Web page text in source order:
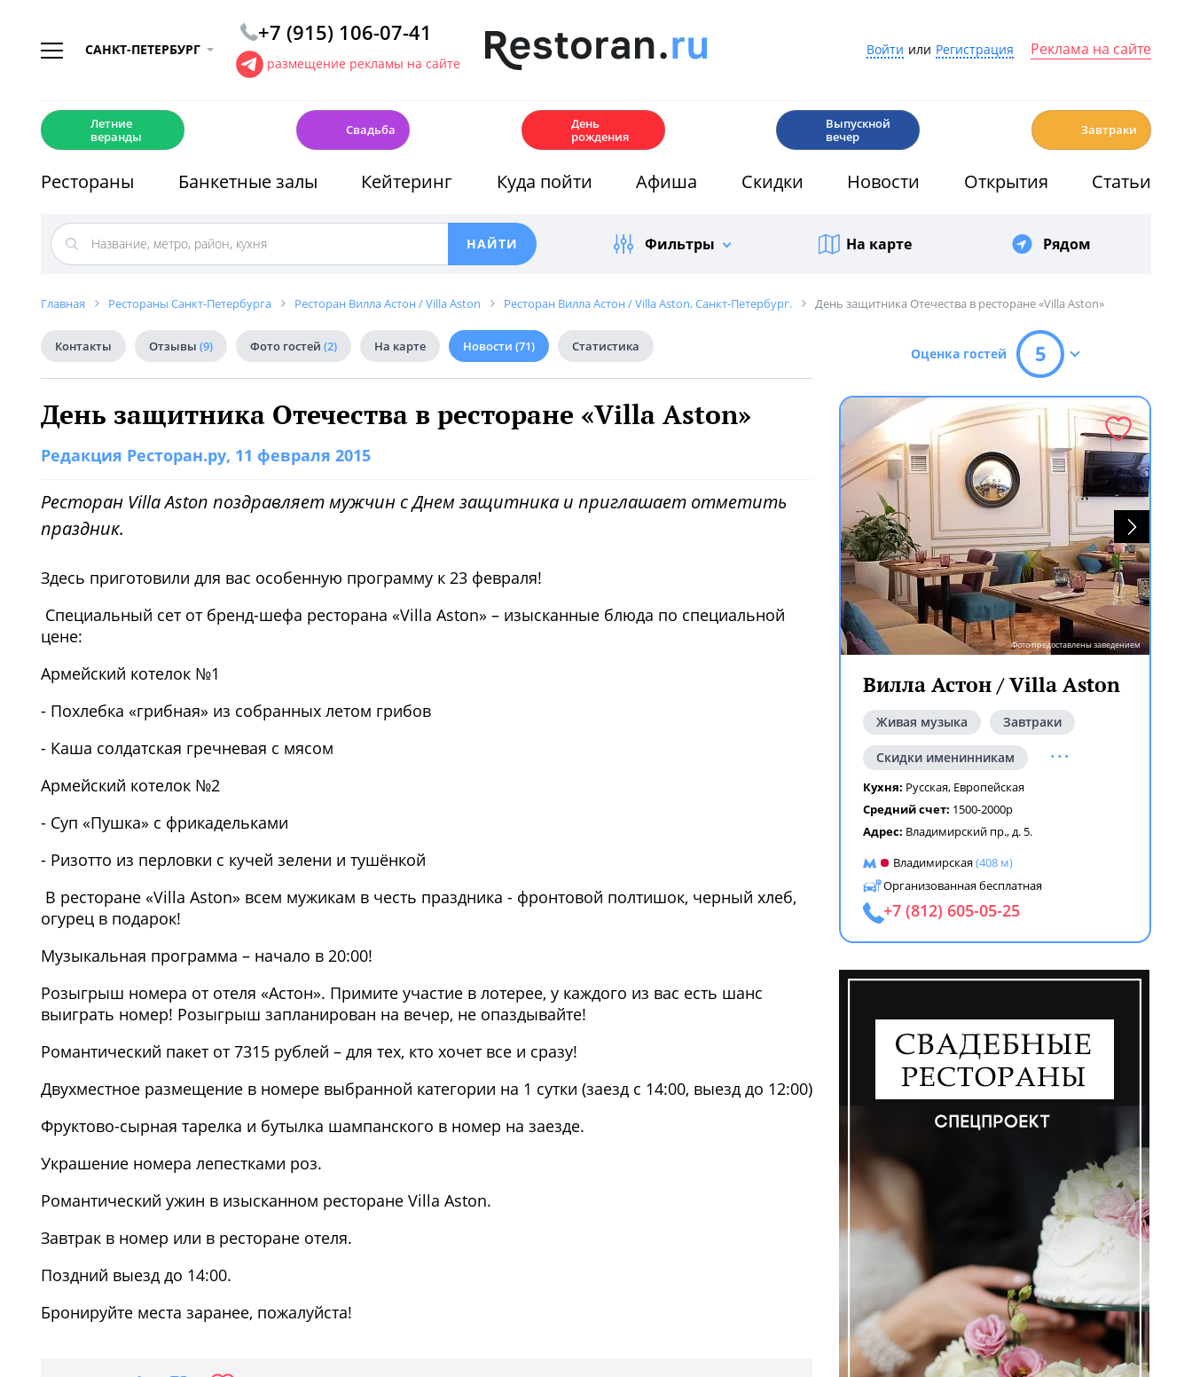
САНКТ-ПЕТЕРБУРГ
+7 (915) 106-07-41
размещение рекламы на сайте
Войти или Регистрация Реклама на сайте
Летние
веранды
Свадьба
День
рождения
Выпускной
вечер
Завтраки
Рестораны Банкетные залы Кейтеринг Куда пойти Афиша Скидки Новости Открытия Статьи
Фильтры На карте Рядом
Главная Рестораны Санкт-Петербурга Ресторан Вилла Астон / Villa Aston Ресторан Вилла Астон / Villa Aston, Санкт-Петербург. День защитника Отечества в ресторане «Villa Aston»
Контакты Отзывы (9) Фото гостей (2) На карте Новости (71) Статистика
День защитника Отечества в ресторане «Villa Aston»
Редакция Ресторан.ру, 11 февраля 2015
Ресторан Villa Aston поздравляет мужчин с Днем защитника и приглашает отметить
праздник.
Здесь приготовили для вас особенную программу к 23 февраля!
Специальный сет от бренд-шефа ресторана «Villa Aston» – изысканные блюда по специальной
цене:
Армейский котелок №1
- Похлебка «грибная» из собранных летом грибов
- Каша солдатская гречневая с мясом
Армейский котелок №2
- Суп «Пушка» с фрикадельками
- Ризотто из перловки с кучей зелени и тушёнкой
В ресторане «Villa Aston» всем мужикам в честь праздника - фронтовой полтишок, черный хлеб,
огурец в подарок!
Музыкальная программа – начало в 20:00!
Розыгрыш номера от отеля «Астон». Примите участие в лотерее, у каждого из вас есть шанс
выиграть номер! Розыгрыш запланирован на вечер, не опаздывайте!
Романтический пакет от 7315 рублей – для тех, кто хочет все и сразу!
Двухместное размещение в номере выбранной категории на 1 сутки (заезд с 14:00, выезд до 12:00)
Фруктово-сырная тарелка и бутылка шампанского в номер на заезде.
Украшение номера лепестками роз.
Романтический ужин в изысканном ресторане Villa Aston.
Завтрак в номер или в ресторане отеля.
Поздний выезд до 14:00.
Бронируйте места заранее, пожалуйста!
Оценка гостей 5
Фото предоставлены заведением
Вилла Астон / Villa Aston
Живая музыка Завтраки
Скидки именинникам ...
Кухня: Русская, Европейская
Средний счет: 1500-2000р
Адрес: Владимирский пр., д. 5.
Владимирская(408 м)
Организованная бесплатная
+7 (812) 605-05-25